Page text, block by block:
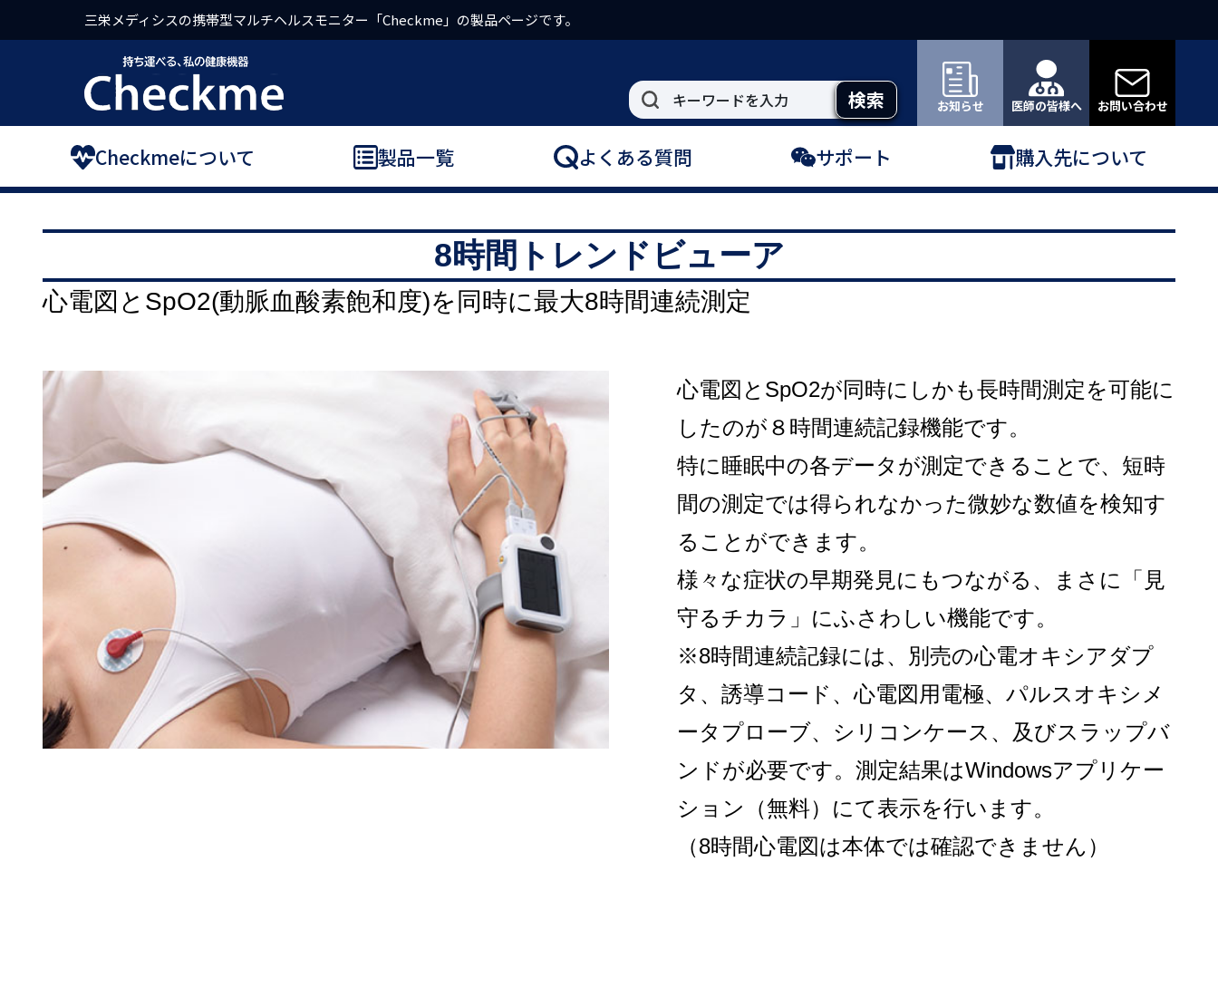
三栄メディシスの携帯型マルチヘルスモニター「Checkme」の製品ページです。
お知らせ 医師の皆様へ お問い合わせ
Checkmeについて 製品一覧 よくある質問 サポート 購入先について
8時間トレンドビューア
心電図とSpO2(動脈血酸素飽和度)を同時に最大8時間連続測定
心電図とSpO2が同時にしかも長時間測定を可能に
したのが８時間連続記録機能です。
特に睡眠中の各データが測定できることで、短時
間の測定では得られなかった微妙な数値を検知す
ることができます。
様々な症状の早期発見にもつながる、まさに「見
守るチカラ」にふさわしい機能です。
※8時間連続記録には、別売の心電オキシアダプ
タ、誘導コード、心電図用電極、パルスオキシメ
ータプローブ、シリコンケース、及びスラップバ
ンドが必要です。測定結果はWindowsアプリケー
ション（無料）にて表示を行います。
（8時間心電図は本体では確認できません）